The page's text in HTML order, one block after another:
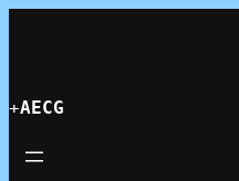
+AECG